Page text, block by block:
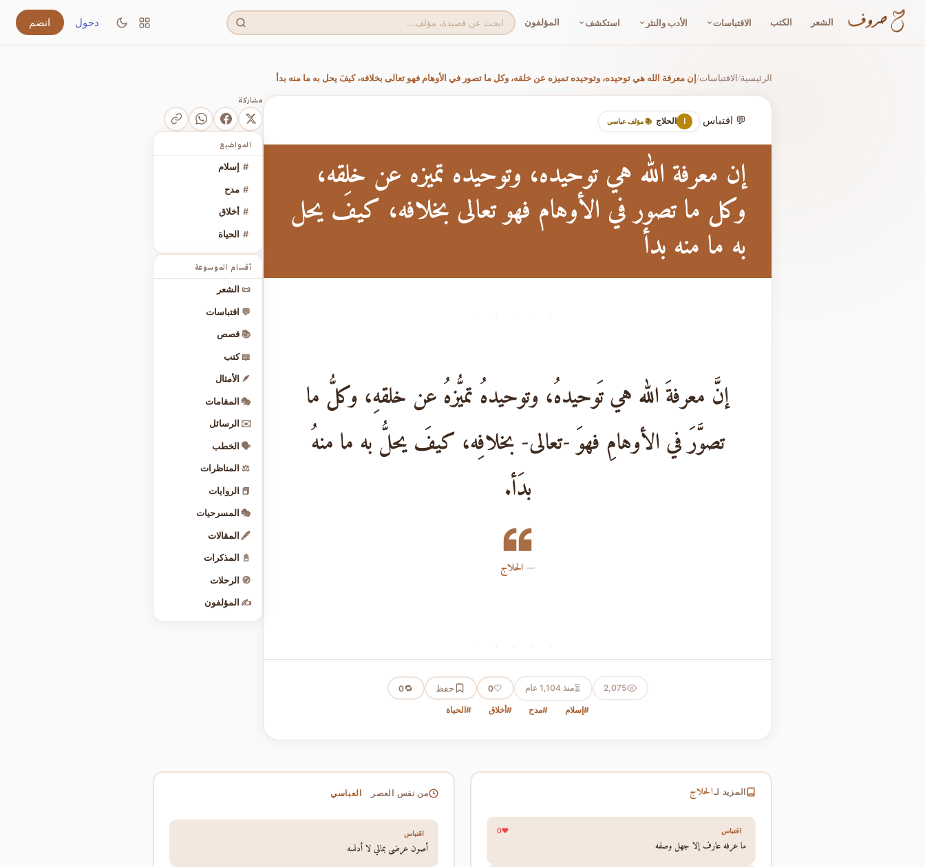
الشعر الكتب الاقتباسات الأدب والنثر استكشف المؤلفون دخول انضم
الرئيسية/الاقتباسات/إن معرفة الله هي توحيده، وتوحيده تميزه عن خلقه، وكل ما تصور في الأوهام فهو تعالى بخلافه، كيفَ يحل به ما منه بدأ
💬 اقتباس ا الحلاج 📚 مؤلف عباسي
إن معرفة الله هي توحيده، وتوحيده تميزه عن خلقه،
وكل ما تصور في الأوهام فهو تعالى بخلافه، كيفَ يحل
به ما منه بدأ
· · · · ·
إنَّ معرفةَ الله هي تَوحيدهُ، وتوحيدهُ تميُّزهُ عن خلقهِ، وكلُّ ما
تصوَّرَ في الأوهامِ فهوَ -تعالى- بخلافِه، كيفَ يحلُّ به ما منهُ
بدَأ.
الحلاج
· · · · ·
2,075
⏳منذ 1,104 عام 🤍
0 حفظ 🔁
0
#إسلام #مدح #أخلاق #الحياة
مشاركة
المواضيع
# إسلام
# مدح
# أخلاق
# الحياة
أقسام الموسوعة
📜 الشعر
💬 اقتباسات
📚 قصص
📖 كتب
🪶 الأمثال
🎭 المقامات
✉️ الرسائل
🗣️ الخطب
⚖️ المناظرات
📕 الروايات
🎭 المسرحيات
🖋️ المقالات
📓 المذكرات
🧭 الرحلات
✍️ المؤلفون
المزيد لـالحلاج
اقتباس 0
ما عرفه عارف إلا جهل وصفه
من نفس العصر العباسي
اقتباس
أصون عرضي بمالي لا أدنسه